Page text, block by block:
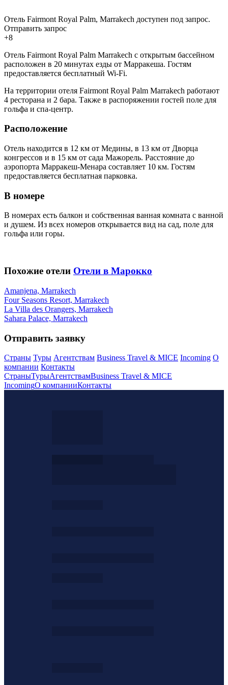
Отель Fairmont Royal Palm, Marrakech доступен под запрос.
Отправить запрос
+8
Отель Fairmont Royal Palm Marrakech с открытым бассейном
расположен в 20 минутах езды от Марракеша. Гостям
предоставляется бесплатный Wi-Fi.
На территории отеля Fairmont Royal Palm Marrakech работают
4 ресторана и 2 бара. Также в распоряжении гостей поле для
гольфа и спа-центр.
Расположение
Отель находится в 12 км от Медины, в 13 км от Дворца
конгрессов и в 15 км от сада Мажорель. Расстояние до
аэропорта Марракеш-Менара составляет 10 км. Гостям
предоставляется бесплатная парковка.
В номере
В номерах есть балкон и собственная ванная комната с ванной
и душем. Из всех номеров открывается вид на сад, поле для
гольфа или горы.
Похожие отели Отели в Марокко
Amanjena, Marrakech
Four Seasons Resort, Marrakech
La Villa des Orangers, Marrakech
Sahara Palace, Marrakech
Отправить заявку
Страны Туры Агентствам Business Travel & MICE Incoming О
компании Контакты
СтраныТурыАгентствамBusiness Travel & MICE
IncomingО компанииКонтакты